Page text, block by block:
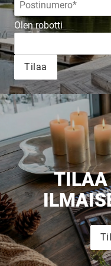
Olen robotti
Tilaa
TILAA
Upea yli